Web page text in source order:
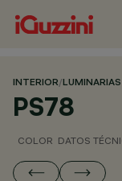
INTERIOR/
PS78
COLOR DATOS